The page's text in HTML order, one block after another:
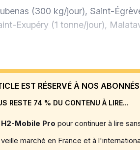
(300 kg/jour), Saint-
Exupéry (1 tonne/jour),
EST RÉSERVÉ À NOS ABONNÉS
RESTE 74 % DU CONTENU À LIRE...
H2-Mobile Pro pour continuer à lire
marché en France et à